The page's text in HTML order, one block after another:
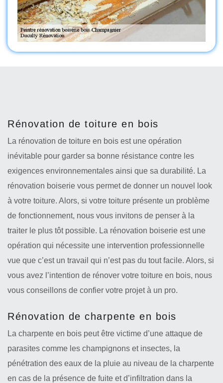
Rénovation de toiture en bois
La rénovation de toiture en bois est une opération
inévitable pour garder sa bonne résistance contre les
exigences environnementales ainsi que sa durabilité. La
rénovation boiserie vous permet de donner un nouvel look
à votre toiture. Alors, si votre toiture présente un problème
de fonctionnement, nous vous invitons de penser à la
traiter le plus tôt possible. La rénovation boiserie est une
opération qui nécessite une intervention professionnelle
vue que c’est un travail qui n’est pas du tout facile. Alors, si
vous avez l’intention de rénover votre toiture en bois, nous
vous conseillons de confier votre projet à un pro.
Rénovation de charpente en bois
La charpente en bois peut être victime d’une attaque de
parasites comme les champignons et insectes, la
pénétration des eaux de la pluie au niveau de la charpente
en cas de la présence de fuite et d’infiltration dans la